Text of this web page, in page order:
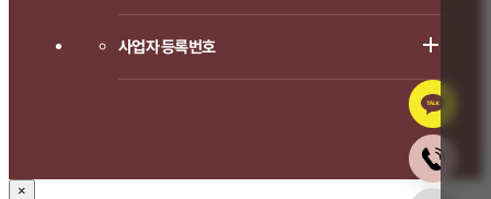
사업자 등록번호
×